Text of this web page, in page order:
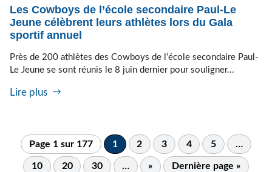
Les Cowboys de l’école secondaire Paul-Le
Jeune célèbrent leurs athlètes lors du Gala
sportif annuel
Près de 200 athlètes des Cowboys de l’école secondaire Paul-
Le Jeune se sont réunis le 8 juin dernier pour souligner...
Lire plus
Page 1 sur 177 1 2 3 4 5 …
10 20 30 … » Dernière page »